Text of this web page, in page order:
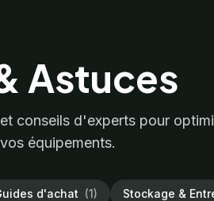
Astuces
conseils d'experts pour
équipements.
d'achat (1) Stockage &